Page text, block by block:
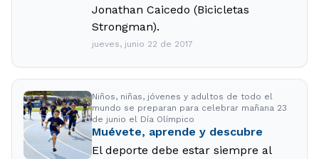
Jonathan Caicedo (Bicicletas
Strongman).
jueves, junio 22 de 2017
Niños, niñas, jóvenes y adultos de todo el
mundo se preparan para celebrar mañana 23
de junio el Día Olímpico
Muévete, aprende y descubre
El deporte debe estar siempre al